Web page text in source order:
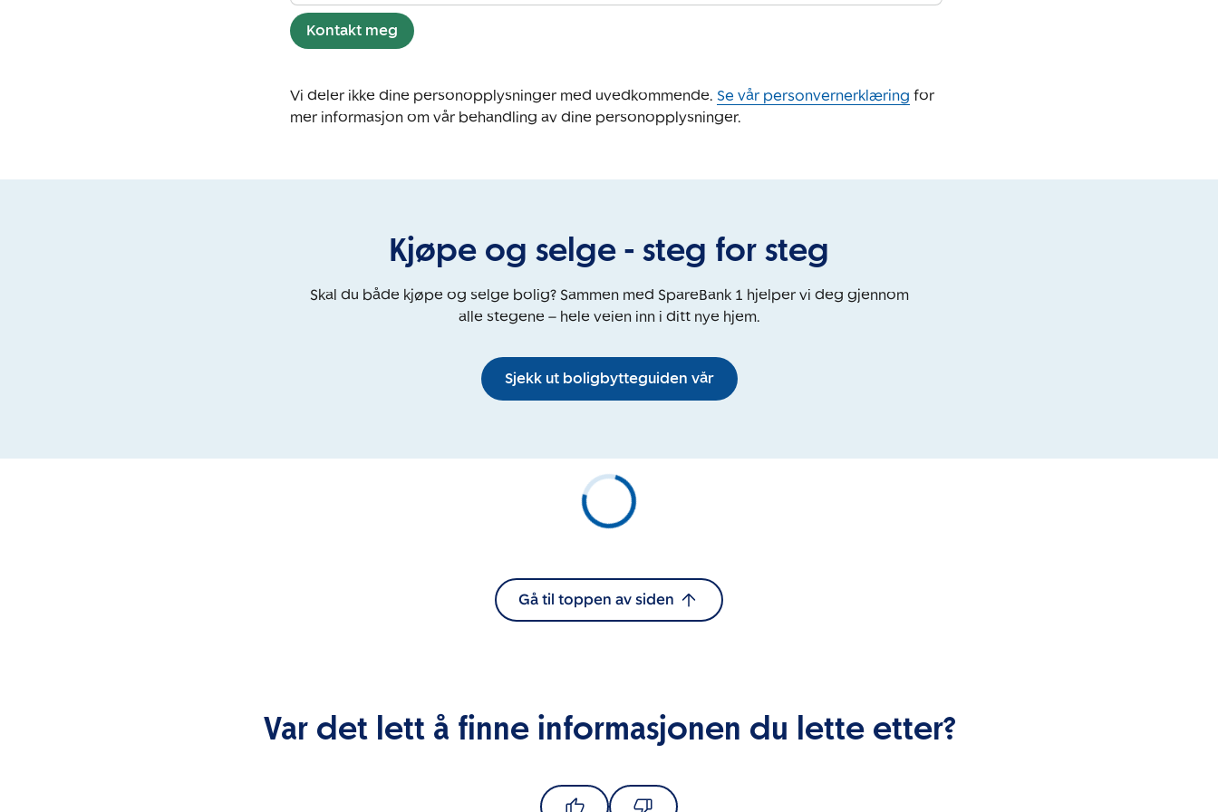
Kontakt meg
Vi deler ikke dine personopplysninger med uvedkommende. Se vår personvernerklæring for
mer informasjon om vår behandling av dine personopplysninger.
Kjøpe og selge - steg for steg
Skal du både kjøpe og selge bolig? Sammen med SpareBank 1 hjelper vi deg gjennom
alle stegene – hele veien inn i ditt nye hjem.
Sjekk ut boligbytteguiden vår
Gå til toppen av siden
Var det lett å finne informasjonen du lette etter?